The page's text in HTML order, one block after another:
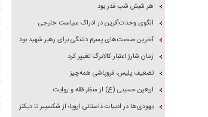
هر شبش شب قدر بود
الگوی وحدت‌آفرین در ادراک سیاست خارجی
آخرین صحبت‌های پسرم دلتنگی برای رهبر شهید بود
زمان شارژ اعتبار کالابرگ تغییر کرد
تضعیف پلیس، فروپاشی همه‌چیز
اربعین حسینی (ع) از منظر فقه و روایت
یهودی‌ها در ادبیات داستانی اروپا؛ از شکسپیر تا دیکنز